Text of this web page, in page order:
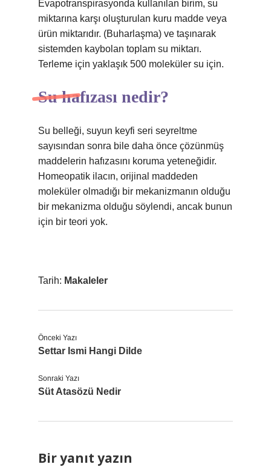
Evapotranspirasyonda kullanılan birim, su
miktarına karşı oluşturulan kuru madde veya
ürün miktarıdır. (Buharlaşma) ve taşınarak
sistemden kaybolan toplam su miktarı.
Terleme için yaklaşık 500 moleküler su için.
Su hafızası nedir?
Su belleği, suyun keyfi seri seyreltme
sayısından sonra bile daha önce çözünmüş
maddelerin hafızasını koruma yeteneğidir.
Homeopatik ilacın, orijinal maddeden
moleküler olmadığı bir mekanizmanın olduğu
bir mekanizma olduğu söylendi, ancak bunun
için bir teori yok.
Tarih: Makaleler
Önceki Yazı
Settar Ismi Hangi Dilde
Sonraki Yazı
Süt Atasözü Nedir
Bir yanıt yazın